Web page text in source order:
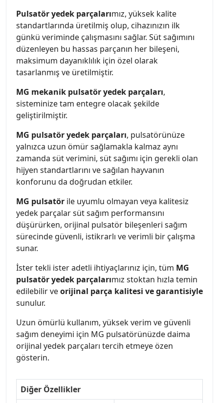
Pulsatör yedek parçalarımız, yüksek kalite
standartlarında üretilmiş olup, cihazınızın ilk
günkü veriminde çalışmasını sağlar. Süt sağımını
düzenleyen bu hassas parçanın her bileşeni,
maksimum dayanıklılık için özel olarak
tasarlanmış ve üretilmiştir.
MG mekanik pulsatör yedek parçaları,
sisteminize tam entegre olacak şekilde
geliştirilmiştir.
MG pulsatör yedek parçaları, pulsatörünüze
yalnızca uzun ömür sağlamakla kalmaz aynı
zamanda süt verimini, süt sağımı için gerekli olan
hijyen standartlarını ve sağılan hayvanın
konforunu da doğrudan etkiler.
MG pulsatör ile uyumlu olmayan veya kalitesiz
yedek parçalar süt sağım performansını
düşürürken, orijinal pulsatör bileşenleri sağım
sürecinde güvenli, istikrarlı ve verimli bir çalışma
sunar.
İster tekli ister adetli ihtiyaçlarınız için, tüm MG
pulsatör yedek parçalarımız stoktan hızla temin
edilebilir veorijinal parça kalitesi ve garantisiyle
sunulur.
Uzun ömürlü kullanım, yüksek verim ve güvenli
sağım deneyimi için MG pulsatörünüzde daima
orijinal yedek parçaları tercih etmeye özen
gösterin.
Diğer Özellikler